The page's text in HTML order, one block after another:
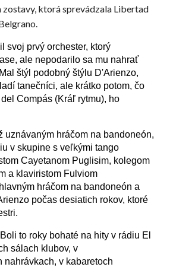
ktorá sprevádzala Libertad
svoj prvý orchester, ktorý
ale nepodarilo sa mu nahrať
štýl podobný štýlu D'Arienzo,
tanečníci, ale krátko potom, čo
Compás (Kráľ rytmu), ho
uznávaným hráčom na bandoneón,
v skupine s veľkými tango
Cayetanom Puglisim, kolegom
a klaviristom Fulviom
hráčom na bandoneón a
počas desiatich rokov, ktoré
to roky bohaté na hity v rádiu El
sálach klubov, v
nahrávkach, v kabaretoch